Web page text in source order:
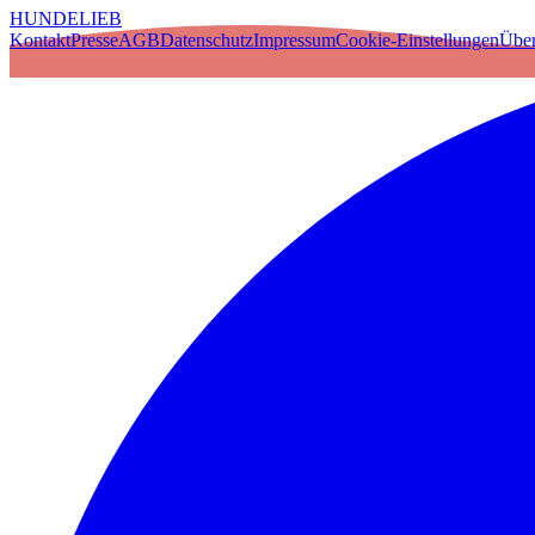
HUNDELIEB
KontaktPresseAGBDatenschutzImpressumCookie-Einstellungen